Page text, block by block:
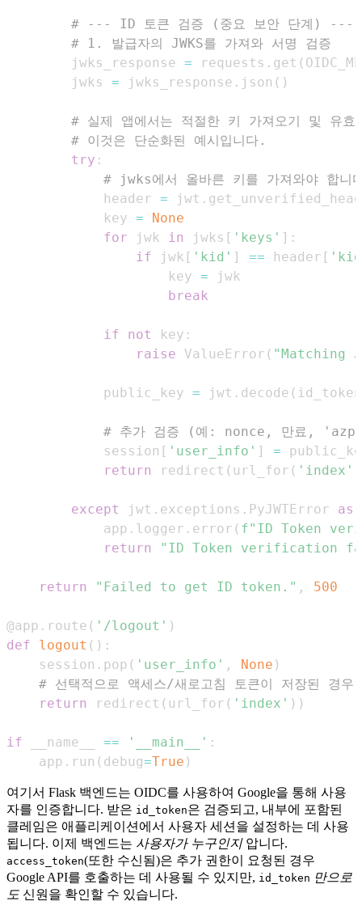
# --- ID 토큰 검증 (중요 보안 단계) ---
# 1. 발급자의 JWKS를 가져와 서명 검증
        jwks_response
= requests . get (
        jwks
= jwks_response . json ( )
# 실제 앱에서는 적절한 키 가져오기 및 유효
# 이것은 단순화된 예시입니다.
try :
# jwks에서 올바른 키를 가져와야 합니
            header
= jwt .
            key
=
None
for jwk in jwks [ 'keys' ] :
if jwk [ 'kid' ] == header [
                    key
=
break
if not key :
raise ValueError ( "Matching
            public_key
= jwt . decode ( id_token
# 추가 검증 (예: nonce, 만료, 'azp'
            session
[ 'user_info' ]
=
return
redirect ( url_for ( 'index'
except jwt . exceptions . PyJWTError as
            app
. logger . error ( f"ID Token
return
"ID Token verification
return "Failed to get ID token." , 500
@app . route ( '/logout' )
def
logout ( ) :
    session
. pop ( 'user_info' , None )
# 선택적으로 액세스/새로고침 토큰이 저장된 경우
return
redirect ( url_for ( 'index' ) )
if __name__ == '__main__' :
    app
. run ( debug=True )
여기서 Flask 백엔드는 OIDC를 사용하여 Google을 통해 사용
자를 인증합니다. 받은 id_token은 검증되고, 내부에 포함된
클레임은 애플리케이션에서 사용자 세션을 설정하는 데 사용
됩니다. 이제 백엔드는 사용자가 누구인지압니다.
access_token(또한 수신됨)은 추가 권한이 요청된 경우
Google API를 호출하는 데 사용될 수 있지만, id_token 만으로
도 신원을 확인할 수 있습니다.